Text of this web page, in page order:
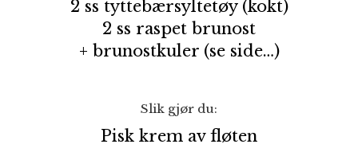
2 ss tyttebærsyltetøy (kokt)
2 ss raspet brunost
+ brunostkuler (se side…)
Slik gjør du:
Pisk krem av fløten